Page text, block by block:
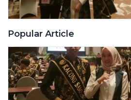
Popular Article